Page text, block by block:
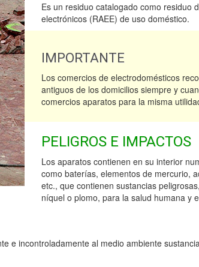
Es un residuo catalogado como residuo
electrónicos (RAEE) de uso doméstico.
IMPORTANTE
Los comercios de electrodomésticos
antiguos de los domicilios siempre y
comercios aparatos para la misma
PELIGROS E IMPACTOS
Los aparatos contienen en su interior
como baterías, elementos de mercurio,
etc., que contienen sustancias
níquel o plomo, para la salud humana y
e incontroladamente al medio ambiente